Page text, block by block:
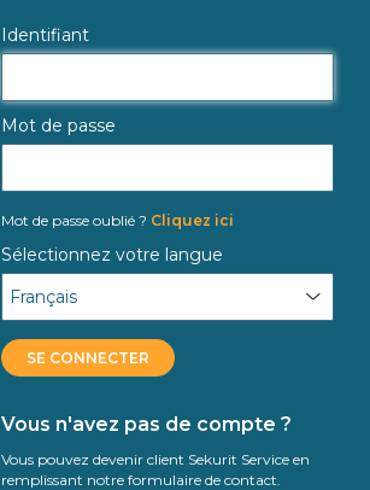
Identifiant
Mot de passe
Mot de passe oublié ? Cliquez ici
Sélectionnez votre langue
SE CONNECTER
Vous n'avez pas de compte ?
Vous pouvez devenir client Sekurit Service en
remplissant notre formulaire de contact.